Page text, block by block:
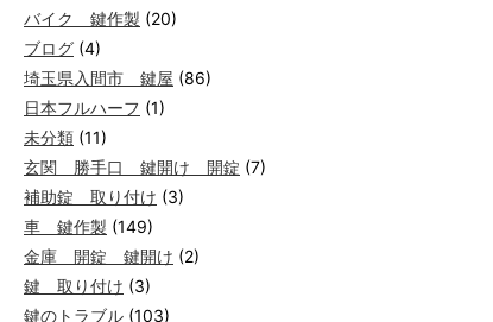
バイク 鍵作製 (20)
ブログ (4)
埼玉県入間市 鍵屋 (86)
日本フルハーフ (1)
未分類 (11)
玄関 勝手口 鍵開け 開錠 (7)
補助錠 取り付け (3)
車 鍵作製 (149)
金庫 開錠 鍵開け (2)
鍵 取り付け (3)
鍵のトラブル (103)